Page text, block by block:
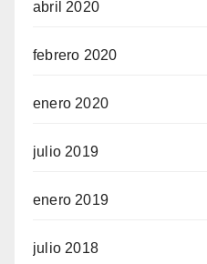
abril 2020
febrero 2020
enero 2020
julio 2019
enero 2019
julio 2018